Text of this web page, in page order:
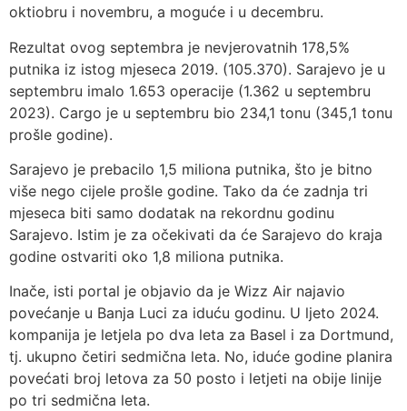
oktiobru i novembru, a moguće i u decembru.
Rezultat ovog septembra je nevjerovatnih 178,5%
putnika iz istog mjeseca 2019. (105.370). Sarajevo je u
septembru imalo 1.653 operacije (1.362 u septembru
2023). Cargo je u septembru bio 234,1 tonu (345,1 tonu
prošle godine).
Sarajevo je prebacilo 1,5 miliona putnika, što je bitno
više nego cijele prošle godine. Tako da će zadnja tri
mjeseca biti samo dodatak na rekordnu godinu
Sarajevo. Istim je za očekivati da će Sarajevo do kraja
godine ostvariti oko 1,8 miliona putnika.
Inače, isti portal je objavio da je Wizz Air najavio
povećanje u Banja Luci za iduću godinu. U ljeto 2024.
kompanija je letjela po dva leta za Basel i za Dortmund,
tj. ukupno četiri sedmična leta. No, iduće godine planira
povećati broj letova za 50 posto i letjeti na obije linije
po tri sedmična leta.